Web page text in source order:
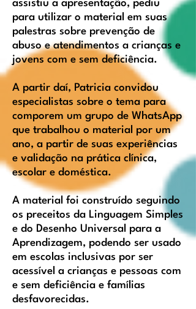
assistiu a apresentação, pediu
para utilizar o material em suas
palestras sobre prevenção de
abuso e atendimentos a crianças e
jovens com e sem deficiência.
A partir daí, Patricia convidou
especialistas sobre o tema para
comporem um grupo de WhatsApp
que trabalhou o material por um
ano, a partir de suas experiências
e validação na prática clínica,
escolar e doméstica.
A material foi construído seguindo
os preceitos da Linguagem Simples
e do Desenho Universal para a
Aprendizagem, podendo ser usado
em escolas inclusivas por ser
acessível a crianças e pessoas com
e sem deficiência e famílias
desfavorecidas.